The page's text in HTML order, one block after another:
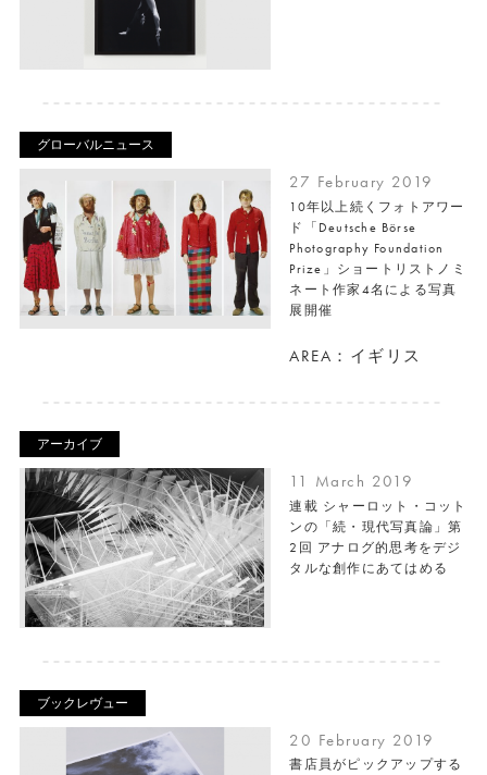
グローバルニュース
27 February 2019
10年以上続くフォトアワー
ド「Deutsche Börse
Photography Foundation
Prize」ショートリストノミ
ネート作家4名による写真
展開催
AREA：イギリス
アーカイブ
11 March 2019
連載 シャーロット・コット
ンの「続・現代写真論」第
2回 アナログ的思考をデジ
タルな創作にあてはめる
ブックレヴュー
20 February 2019
書店員がピックアップする